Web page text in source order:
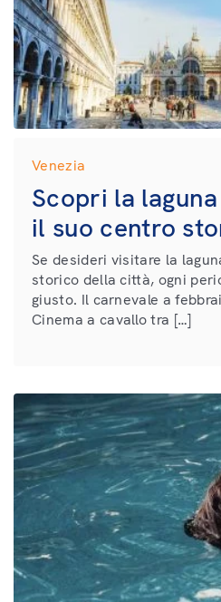
Venezia
Scopri la
il suo centro
Se desideri visitare la
storico della città, ogni
giusto. Il carnevale a
Cinema a cavallo tra […]